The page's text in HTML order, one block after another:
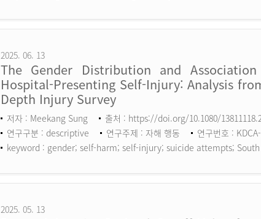
2025. 06. 13
The Gender Distribution and
Hospital-Presenting Self-Injury: Analysis
Depth Injury Survey
저자 : Meekang Sung 출처 : https://doi.org/10.1080/
연구구분 : descriptive
연구주제 : 자해 행동
연구번호 :
keyword : gender; self-harm; self-injury; suicide attempts;
2025. 05. 13